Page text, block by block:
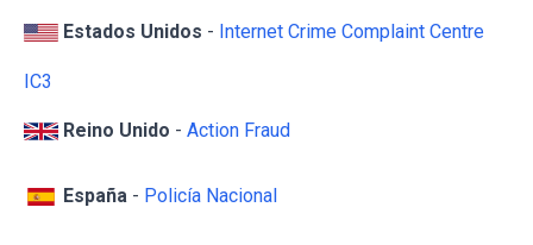
Estados Unidos - Internet Crime Complaint Centre
IC3
Reino Unido - Action Fraud
España - Policía Nacional